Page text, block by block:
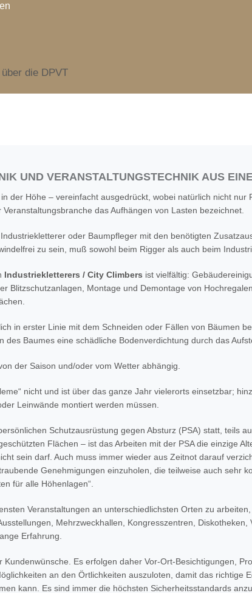
die DPVT
UND VERANSTALTUNGSTECHNIK AUS
der Höhe – vereinfacht ausgedrückt, wobei natürlich nicht
das Aufhängen von Lasten bezeichnet.
oder Baumpfleger mit den benötigten
zu sein, muß sowohl beim Rigger als auch beim
Industriekletterers / City Climbers ist vielfältig:
Blitzschutzanlagen, Montage und Demontage von
in erster Linie mit dem Schneiden oder Fällen von Bäumen
des Baumes eine schädliche Bodenverdichtung durch das
der Saison und/oder vom Wetter abhängig.
nicht und ist über das ganze Jahr vielerorts einsetzbar;
Leinwände montiert werden müssen.
Schutzausrüstung gegen Absturz (PSA) statt, teils
Flächen – ist das Arbeiten mit der PSA die einzige
sein darf. Auch muss immer wieder aus Zeitnot darauf
Genehmigungen einzuholen, die teilweise auch sehr
für alle Höhenlagen“.
Veranstaltungen an unterschiedlichsten Orten zu
Mehrzweckhallen, Kongresszentren,
Erfahrung.
Es erfolgen daher Vor-Ort-Besichtigungen,
an den Örtlichkeiten auszuloten, damit das richtige
kann. Es sind immer die höchsten Sicherheitsstandards